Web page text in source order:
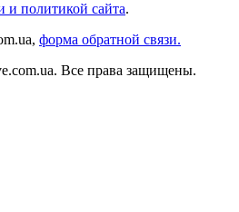
и политикой сайта.
форма обратной связи.
Все права защищены.